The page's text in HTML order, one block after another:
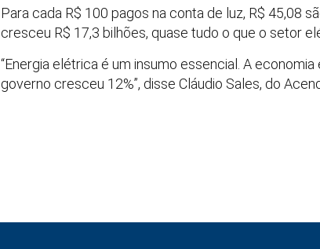
Para cada R$ 100 pagos na conta de luz, R$ 45,08
cresceu R$ 17,3 bilhões, quase tudo o que o setor
“Energia elétrica é um insumo essencial. A
governo cresceu 12%”, disse Cláudio Sales, do